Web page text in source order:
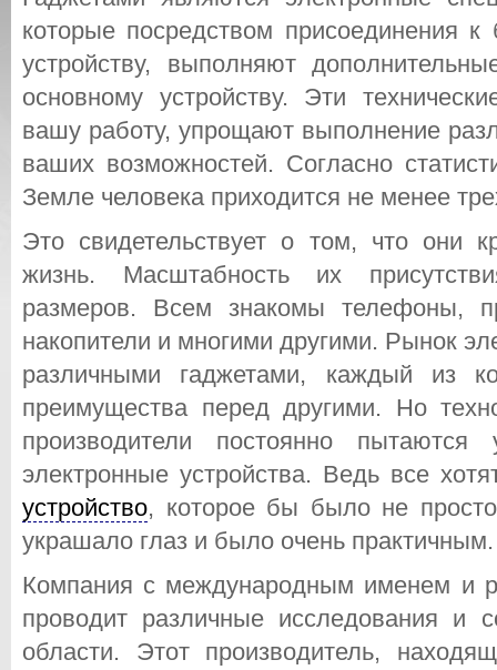
которые посредством присоединения
устройству, выполняют
основному устройству. Эти
вашу работу, упрощают выполнение
ваших возможностей. Согласно
Земле человека приходится не менее
Это свидетельствует о том, что они
жизнь. Масштабность их
размеров. Всем знакомы телефоны,
накопители и многими другими. Рынок
различными гаджетами, каждый из
преимущества перед другими. Но
производители постоянно пытаются
электронные устройства. Ведь все
устройство, которое бы было не
украшало глаз и было очень практичным.
Компания с международным именем и
проводит различные исследования и
области. Этот производитель,